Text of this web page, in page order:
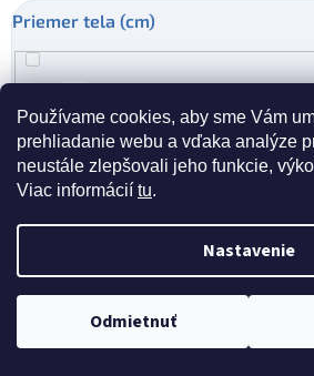
Používame cookies, aby sme Vám
prehliadanie webu a vďaka analýze
neustále zlepšovali jeho funkcie,
Viac informácií tu.
Nastavenie
Odmietnuť
Doprava zdarma pri nákupe nad 40 eur
Priemer tela (cm)
2,84 0
2,75 0
2,54 0
Priemer hlavy (cm)